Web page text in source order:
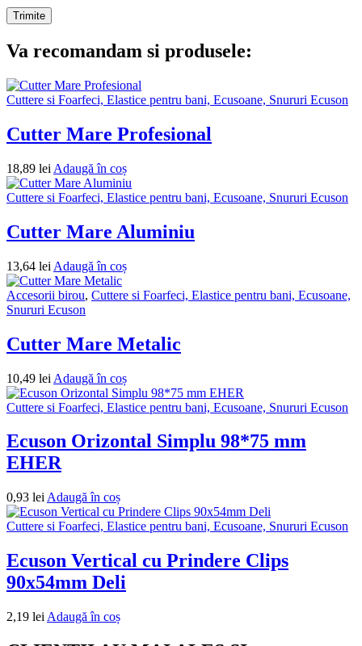
Va recomandam si produsele:
Cuttere si Foarfeci, Elastice pentru bani, Ecusoane, Snururi Ecuson
Cutter Mare Profesional
18,89 lei Adaugă în coș
Cuttere si Foarfeci, Elastice pentru bani, Ecusoane, Snururi Ecuson
Cutter Mare Aluminiu
13,64 lei Adaugă în coș
Accesorii birou, Cuttere si Foarfeci, Elastice pentru bani, Ecusoane,
Snururi Ecuson
Cutter Mare Metalic
10,49 lei Adaugă în coș
Cuttere si Foarfeci, Elastice pentru bani, Ecusoane, Snururi Ecuson
Ecuson Orizontal Simplu 98*75 mm
EHER
0,93 lei Adaugă în coș
Cuttere si Foarfeci, Elastice pentru bani, Ecusoane, Snururi Ecuson
Ecuson Vertical cu Prindere Clips
90x54mm Deli
2,19 lei Adaugă în coș